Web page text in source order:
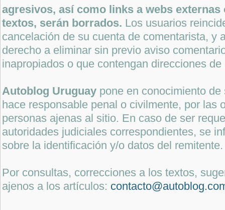
agresivos, así como links a webs
textos, serán borrados. Los usuarios
cancelación de su cuenta de comentarista, y
derecho a eliminar sin previo aviso
inapropiados o que contengan direcciones
Autoblog Uruguay pone en conocimiento
hace responsable penal o civilmente, por las
personas ajenas al sitio. En caso de ser
autoridades judiciales correspondientes, se
sobre la identificación y/o datos del remitente.
Por consultas, correcciones a los textos,
ajenos a los artículos: